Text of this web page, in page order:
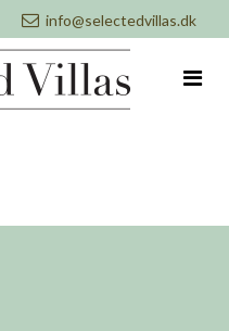
info@selectedvillas.dk